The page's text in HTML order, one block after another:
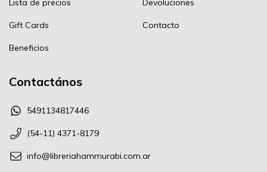
Lista de precios
Gift Cards
Beneficios
Devoluciones
Contacto
Contactános
5491134817446
(54-11) 4371-8179
info@libreriahammurabi.com.ar